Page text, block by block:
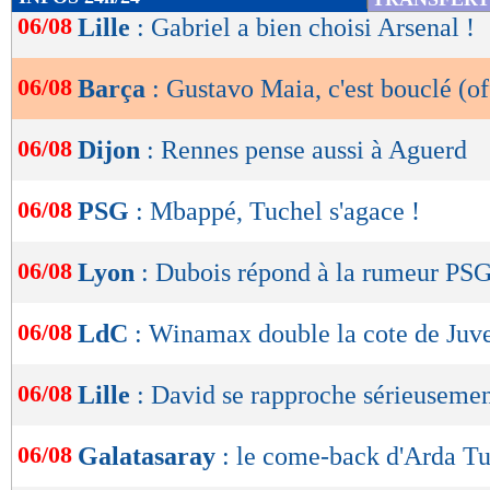
de
OK
06/08 Lille : Gabriel a bien choisi Arsenal !
06/08 Barça : Gustavo Maia, c'est bouclé
06/08 Dijon : Rennes pense aussi à Aguerd
06/08 PSG : Mbappé, Tuchel s'agace !
06/08 Lyon : Dubois répond à la rumeur
06/08 LdC : Winamax double la cote de
06/08 Lille : David se rapproche
06/08 Galatasaray : le come-back d'Arda